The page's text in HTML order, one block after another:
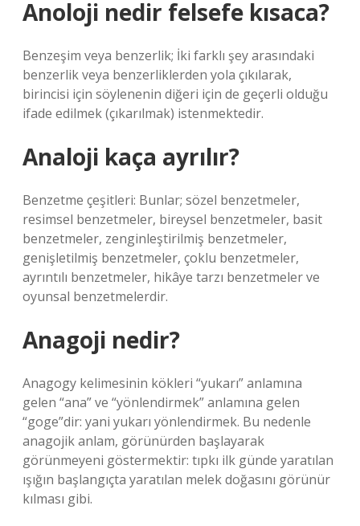
Anoloji nedir felsefe kısaca?
Benzeşim veya benzerlik; İki farklı şey arasındaki
benzerlik veya benzerliklerden yola çıkılarak,
birincisi için söylenenin diğeri için de geçerli olduğu
ifade edilmek (çıkarılmak) istenmektedir.
Analoji kaça ayrılır?
Benzetme çeşitleri: Bunlar; sözel benzetmeler,
resimsel benzetmeler, bireysel benzetmeler, basit
benzetmeler, zenginleştirilmiş benzetmeler,
genişletilmiş benzetmeler, çoklu benzetmeler,
ayrıntılı benzetmeler, hikâye tarzı benzetmeler ve
oyunsal benzetmelerdir.
Anagoji nedir?
Anagogy kelimesinin kökleri “yukarı” anlamına
gelen “ana” ve “yönlendirmek” anlamına gelen
“goge”dir: yani yukarı yönlendirmek. Bu nedenle
anagojik anlam, görünürden başlayarak
görünmeyeni göstermektir: tıpkı ilk günde yaratılan
ışığın başlangıçta yaratılan melek doğasını görünür
kılması gibi.